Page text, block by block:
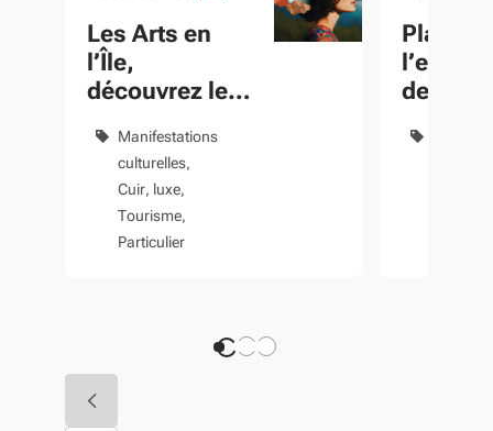
Les Arts en
l’Île,
découvrez le
Vassivière et
son île
Manifestations
culturelles
Cuir, luxe
Tourisme
Particulier
Places
de la